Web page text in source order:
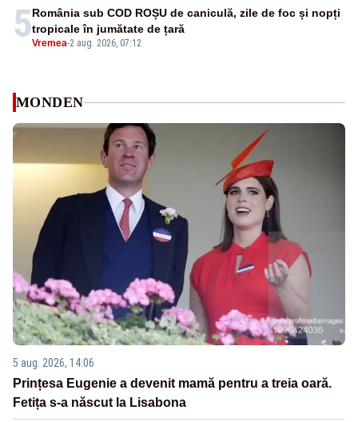
5Vremea-2 aug. 2026, 07:12
România sub COD ROȘU de caniculă, zile de foc și nopți
tropicale în jumătate de țară
MONDEN
5 aug. 2026, 14:06
Prințesa Eugenie a devenit mamă pentru a treia oară.
Fetița s-a născut la Lisabona